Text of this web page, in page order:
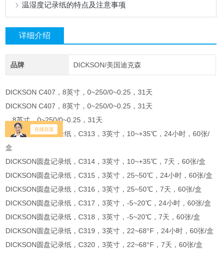
温湿度记录纸的特点及注意事项
详细介绍
品牌 DICKSON/美国迪克森
DICKSON C407，8英寸，0~250/0~0.25，31天
DICKSON C407，8英寸，0~250/0~0.25，31天
，8英寸，0~250/0~0.25，31天
DICKSON圆盘记录纸，C313，3英寸，10~+35℃，24小时，60张/
盒
DICKSON圆盘记录纸，C314，3英寸，10~+35℃，7天，60张/盒
DICKSON圆盘记录纸，C315，3英寸，25~50℃，24小时，60张/盒
DICKSON圆盘记录纸，C316，3英寸，25~50℃，7天，60张/盒
DICKSON圆盘记录纸，C317，3英寸，-5~20℃，24小时，60张/盒
DICKSON圆盘记录纸，C318，3英寸，-5~20℃，7天，60张/盒
DICKSON圆盘记录纸，C319，3英寸，22~68°F，24小时，60张/盒
DICKSON圆盘记录纸，C320，3英寸，22~68°F，7天，60张/盒